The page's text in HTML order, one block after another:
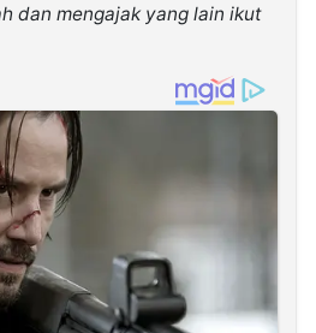
dan mengajak yang lain ikut